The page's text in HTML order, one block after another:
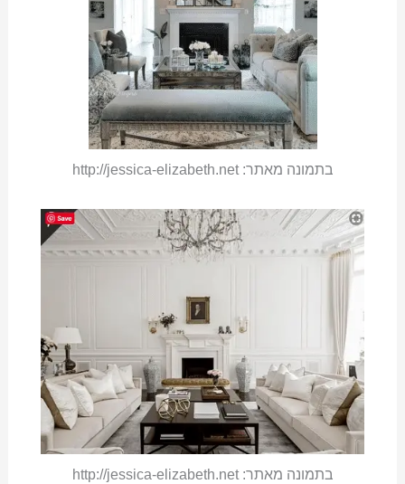
בתמונה מאתר: http://jessica-elizabeth.net
בתמונה מאתר: http://jessica-elizabeth.net